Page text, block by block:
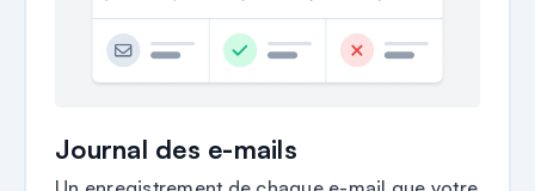
Journal des e-mails